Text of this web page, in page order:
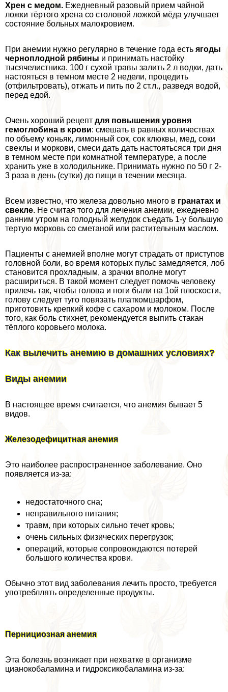
Хрен с медом. Ежедневный разовый прием чайной
ложки тёртого хрена со столовой ложкой мёда улучшает
состояние больных малокровием.
При анемии нужно регулярно в течение года есть ягоды
черноплодной рябины и принимать настойку
тысячелистника. 100 г сухой травы залить 2 л водки, дать
настояться в темном месте 2 недели, процедить
(отфильтровать), отжать и пить по 2 ст.л., разведя водой,
перед едой.
Очень хороший рецепт для повышения уровня
гемоглобина в крови: смешать в равных количествах
по объему коньяк, лимонный сок, сок клюквы, мед, соки
свеклы и моркови, смеси дать дать настоятьсяся три дня
в темном месте при комнатной температуре, а после
хранить уже в холодильнике. Принимать нужно по 50 г 2-
3 раза в день (сутки) до пищи в течении месяца.
Всем известно, что железа довольно много в гранатах и
свекле. Не считая того для лечения анемии, ежедневно
ранним утром на голодный желудок съедать 1-у большую
тертую морковь со сметаной или растительным маслом.
Пациенты с анемией вполне могут страдать от приступов
головной боли, во время которых пульс замедляется, лоб
становится прохладным, а зрачки вполне могут
расшириться. В такой момент следует помочь человеку
прилечь так, чтобы голова и ноги были на 1ой плоскости,
голову следует туго повязать платкомшарфом,
приготовить крепкий кофе с сахаром и молоком. После
того, как боль стихнет, рекомендуется выпить стакан
тёплого коровьего молока.
Как вылечить анемию в домашних условиях?
Виды анемии
В настоящее время считается, что анемия бывает 5
видов.
Железодефицитная анемия
Это наиболее распространенное заболевание. Оно
появляется из-за:
недостаточного сна;
неправильного питания;
травм, при которых сильно течет кровь;
очень сильных физических перегрузок;
операций, которые сопровождаются потерей
большого количества крови.
Обычно этот вид заболевания лечить просто, требуется
употрeбллять определенные продукты.
Пернициозная анемия
Эта болезнь возникает при нехватке в организме
цианокобаламина и гидроксикобаламина из-за: